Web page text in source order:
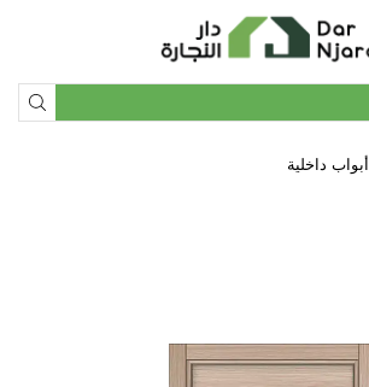
أبواب داخلية